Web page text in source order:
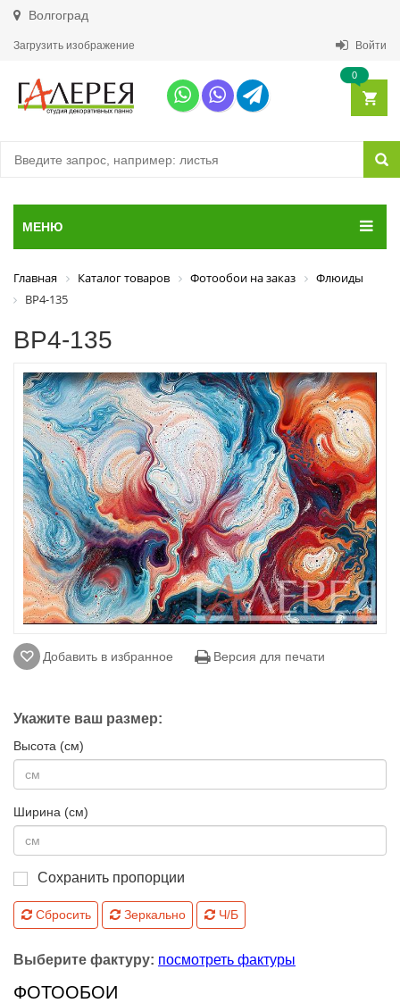
Волгоград
Загрузить изображение Войти
0
МЕНЮ
Главная Каталог товаров Фотообои на заказ
Флюиды
ВР4-135
ВР4-135
Добавить в избранное Версия для печати
Укажите ваш размер:
Высота (см)
Ширина (см)
Сохранить пропорции
Сбросить Зеркально Ч/Б
Выберите фактуру: посмотреть фактуры
ФОТООБОИ